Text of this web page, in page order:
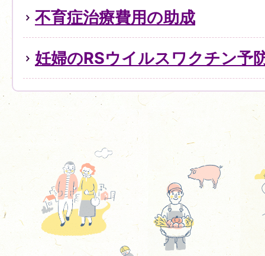
不育症治療費用の助成
妊婦のRSウイルスワクチン予